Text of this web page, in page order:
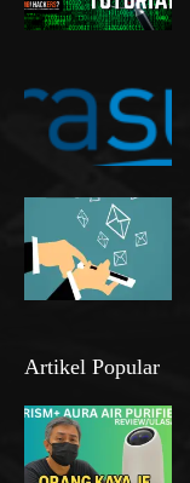
Artikel Popular